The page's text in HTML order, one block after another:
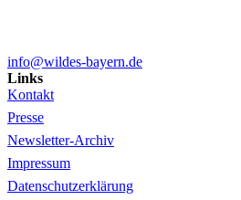
info@wildes-bayern.de
Links
Kontakt
Presse
Newsletter-Archiv
Impressum
Datenschutzerklärung